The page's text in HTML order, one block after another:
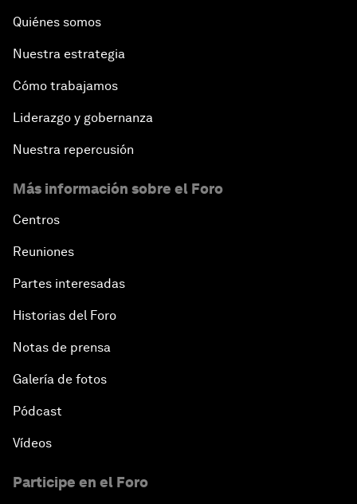
Quiénes somos
Nuestra estrategia
Cómo trabajamos
Liderazgo y gobernanza
Nuestra repercusión
Más información sobre el Foro
Centros
Reuniones
Partes interesadas
Historias del Foro
Notas de prensa
Galería de fotos
Pódcast
Vídeos
Participe en el Foro